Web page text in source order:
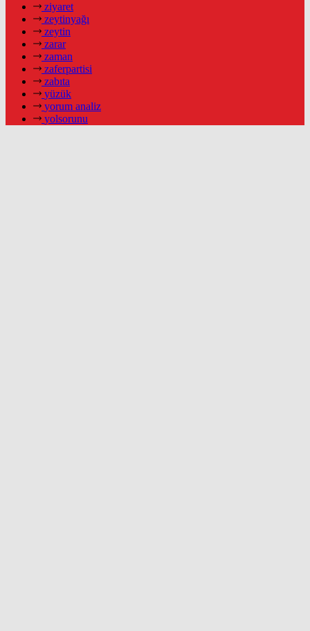
ziyaret
zeytinyağı
zeytin
zarar
zaman
zaferpartisi
zabıta
yüzük
yorum analiz
yolsorunu